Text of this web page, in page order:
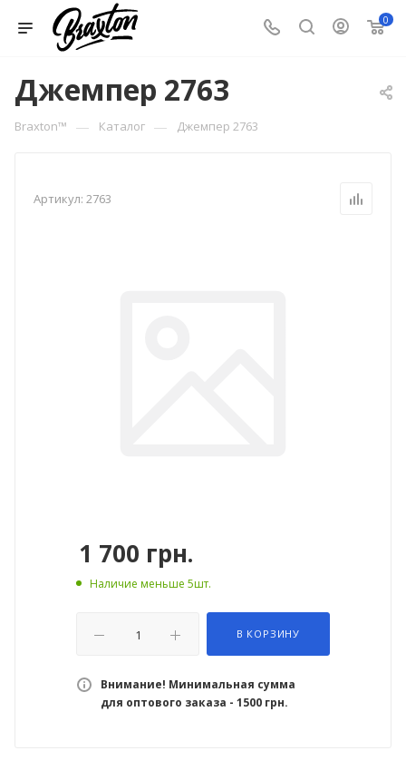
0
Джемпер 2763
Braxton™ — Каталог — Джемпер 2763
Артикул: 2763
1 700 грн.
Наличие меньше 5шт.
В КОРЗИНУ
Внимание! Минимальная сумма
для оптового заказа - 1500 грн.